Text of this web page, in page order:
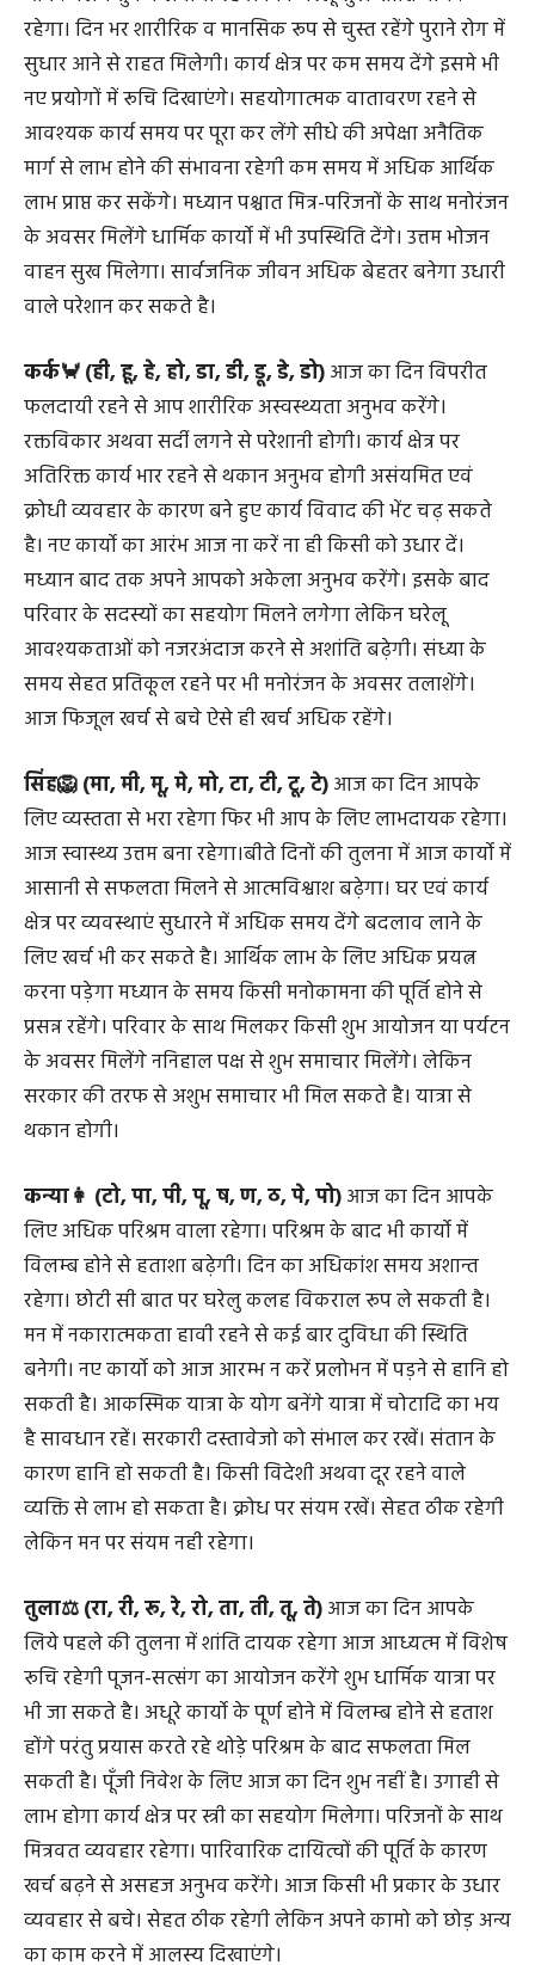
मिथुन👫 (का, की, कू, घ, ङ, छ, के, को, हा)आज का दिन भी
आपके लिये शुभ फलदायी रहेगा दिन घरेलू सुख-शांति दायक
रहेगा। दिन भर शारीरिक व मानसिक रूप से चुस्त रहेंगे पुराने रोग में
सुधार आने से राहत मिलेगी। कार्य क्षेत्र पर कम समय देंगे इसमे भी
नए प्रयोगों में रूचि दिखाएंगे। सहयोगात्मक वातावरण रहने से
आवश्यक कार्य समय पर पूरा कर लेंगे सीधे की अपेक्षा अनैतिक
मार्ग से लाभ होने की संभावना रहेगी कम समय में अधिक आर्थिक
लाभ प्राप्त कर सकेंगे। मध्यान पश्चात मित्र-परिजनों के साथ मनोरंजन
वाहन सुख मिलेगा। सार्वजनिक जीवन अधिक बेहतर बनेगा उधारी
वाले परेशान कर सकते है।
कर्क🦀 (ही, हू, हे, हो, डा, डी, डू, डे, डो)आज का दिन विपरीत
फलदायी रहने से आप शारीरिक अस्वस्थ्यता अनुभव करेंगे।
रक्तविकार अथवा सर्दी लगने से परेशानी होगी। कार्य क्षेत्र पर
अतिरिक्त कार्य भार रहने से थकान अनुभव होगी असंयमित एवं
क्रोधी व्यवहार के कारण बने हुए कार्य विवाद की भेंट चढ़ सकते
है। नए कार्यो का आरंभ आज ना करें ना ही किसी को उधार दें।
मध्यान बाद तक अपने आपको अकेला अनुभव करेंगे। इसके बाद
परिवार के सदस्यों का सहयोग मिलने लगेगा लेकिन घरेलू
समय सेहत प्रतिकूल रहने पर भी मनोरंजन के अवसर तलाशेंगे।
आज फिजूल खर्च से बचे ऐसे ही खर्च अधिक रहेंगे।
सिंह🦁 (मा, मी, मू, मे, मो, टा, टी, टू, टे)आज का दिन आपके
लिए व्यस्तता से भरा रहेगा फिर भी आप के लिए लाभदायक रहेगा।
आज स्वास्थ्य उत्तम बना रहेगा।बीते दिनों की तुलना में आज कार्यो में
आसानी से सफलता मिलने से आत्मविश्वाश बढ़ेगा। घर एवं कार्य
क्षेत्र पर व्यवस्थाएं सुधारने में अधिक समय देंगे बदलाव लाने के
लिए खर्च भी कर सकते है। आर्थिक लाभ के लिए अधिक प्रयत्न
करना पड़ेगा मध्यान के समय किसी मनोकामना की पूर्ति होने से
प्रसन्न रहेंगे। परिवार के साथ मिलकर किसी शुभ आयोजन या पर्यटन
सरकार की तरफ से अशुभ समाचार भी मिल सकते है। यात्रा से
थकान होगी।
कन्या👩 (टो, पा, पी, पू, ष, ण, ठ, पे, पो)आज का दिन आपके
लिए अधिक परिश्रम वाला रहेगा। परिश्रम के बाद भी कार्यो में
विलम्ब होने से हताशा बढ़ेगी। दिन का अधिकांश समय अशान्त
रहेगा। छोटी सी बात पर घरेलु कलह विकराल रूप ले सकती है।
मन में नकारात्मकता हावी रहने से कई बार दुविधा की स्थिति
बनेगी। नए कार्यो को आज आरम्भ न करें प्रलोभन में पड़ने से हानि हो
सकती है। आकस्मिक यात्रा के योग बनेंगे यात्रा में चोटादि का भय
है सावधान रहें। सरकारी दस्तावेजो को संभाल कर रखें। संतान के
व्यक्ति से लाभ हो सकता है। क्रोध पर संयम रखें। सेहत ठीक रहेगी
लेकिन मन पर संयम नही रहेगा।
तुला⚖️ (रा, री, रू, रे, रो, ता, ती, तू, ते)आज का दिन आपके
लिये पहले की तुलना में शांति दायक रहेगा आज आध्यत्म में विशेष
रूचि रहेगी पूजन-सत्संग का आयोजन करेंगे शुभ धार्मिक यात्रा पर
भी जा सकते है। अधूरे कार्यो के पूर्ण होने में विलम्ब होने से हताश
होंगे परंतु प्रयास करते रहे थोड़े परिश्रम के बाद सफलता मिल
सकती है। पूँजी निवेश के लिए आज का दिन शुभ नहीं है। उगाही से
लाभ होगा कार्य क्षेत्र पर स्त्री का सहयोग मिलेगा। परिजनों के साथ
मित्रवत व्यवहार रहेगा। पारिवारिक दायित्वों की पूर्ति के कारण